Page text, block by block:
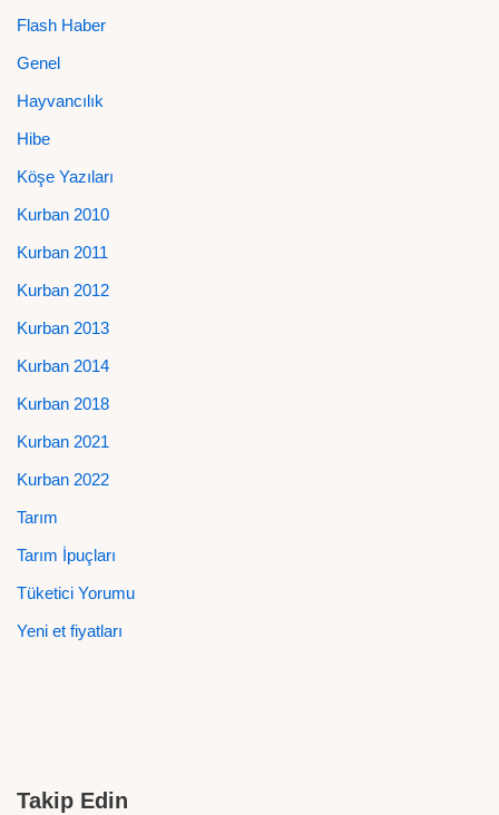
Flash Haber
Genel
Hayvancılık
Hibe
Köşe Yazıları
Kurban 2010
Kurban 2011
Kurban 2012
Kurban 2013
Kurban 2014
Kurban 2018
Kurban 2021
Kurban 2022
Tarım
Tarım İpuçları
Tüketici Yorumu
Yeni et fiyatları
Takip Edin